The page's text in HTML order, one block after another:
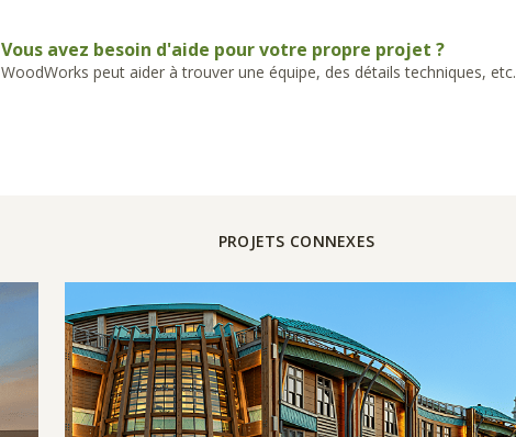
Vous avez besoin d'aide pour votre propre projet ?
WoodWorks peut aider à trouver une équipe, des détails techniques, etc.
PROJETS CONNEXES